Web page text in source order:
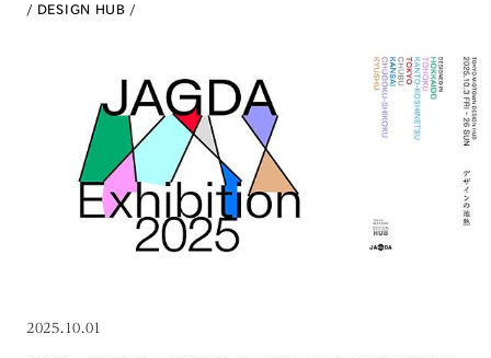
DESIGN HUB
2025.10.01